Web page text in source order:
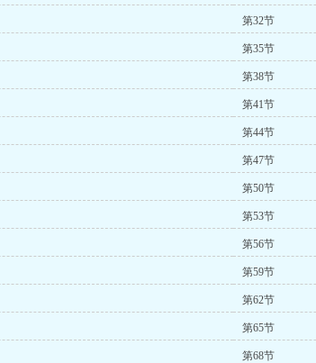
第32节
第35节
第38节
第41节
第44节
第47节
第50节
第53节
第56节
第59节
第62节
第65节
第68节